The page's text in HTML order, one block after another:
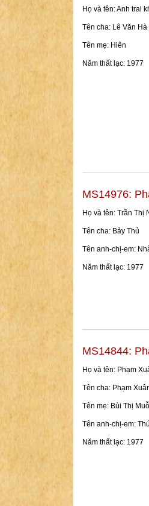
Họ và tên: Anh trai
Tên cha: Lê Văn Hà
Tên mẹ: Hiên
Năm thất lạc: 1977
MS14976:
Họ và tên: Trần Thị
Tên cha: Bảy Thủ
Tên anh-chị-em:
Năm thất lạc: 1977
MS14844:
Họ và tên: Phạm
Tên cha: Phạm
Tên mẹ: Bùi Thị
Tên anh-chị-em:
Năm thất lạc: 1977